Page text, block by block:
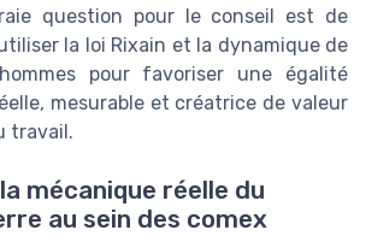
question pour le conseil est de
la loi Rixain et la dynamique de
pour favoriser une égalité
mesurable et créatrice de valeur
travail.
mécanique réelle du
au sein des comex